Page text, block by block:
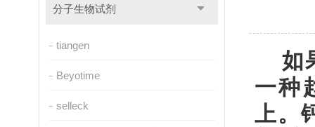
分子生物试剂
tiangen
Beyotime
selleck
如
一种
上。